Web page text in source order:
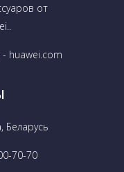
от
huawei.com
Беларусь
70-70